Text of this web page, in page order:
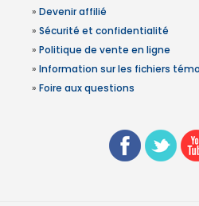
» Devenir affilié
» Sécurité et confidentialité
» Politique de vente en ligne
» Information sur les fichiers
» Foire aux questions